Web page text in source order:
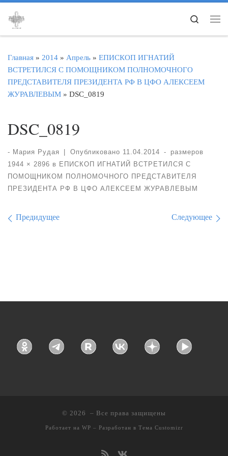
Перейти к содержимому
Search
Главная » 2014 » Апрель » ЕПИСКОП ИГНАТИЙ
ВСТРЕТИЛСЯ С ПОМОЩНИКОМ ПОЛНОМОЧНОГО
ПРЕДСТАВИТЕЛЯ ПРЕЗИДЕНТА РФ В ЦФО АЛЕКСЕЕМ
ЖУРАВЛЕВЫМ » DSC_0819
DSC_0819
- Мария Рудая Опубликовано 11.04.2014 -
размеров
1944 × 2896 в ЕПИСКОП ИГНАТИЙ ВСТРЕТИЛСЯ С
ПОМОЩНИКОМ ПОЛНОМОЧНОГО ПРЕДСТАВИТЕЛЯ
ПРЕЗИДЕНТА РФ В ЦФО АЛЕКСЕЕМ ЖУРАВЛЕВЫМ
Навигация по
Предидущее Следующее
© 2026 – Все права защищены
Работает на WP – Разработан в Тема Customizr